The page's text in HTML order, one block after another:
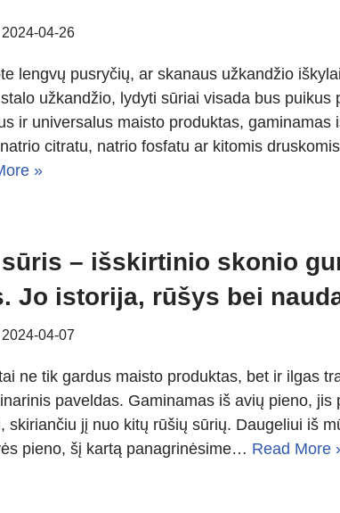
2024-04-26
lengvų pusryčių, ar skanaus užkandžio
užkandžio, lydyti sūriai visada bus puikus
ir universalus maisto produktas, gaminamas
citratu, natrio fosfatu ar kitomis
»
– išskirtinio skonio
Jo istorija, rūšys bei
2024-04-07
ne tik gardus maisto produktas, bet ir ilgas
paveldas. Gaminamas iš avių pieno, jis
skiriančiu jį nuo kitų rūšių sūrių. Daugeliui iš
pieno, šį kartą panagrinėsime… Read More